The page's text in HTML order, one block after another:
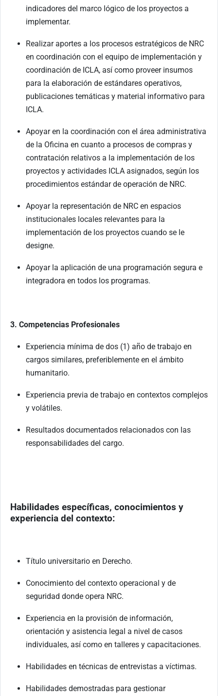
indicadores del marco lógico de los proyectos a
implementar.
Realizar aportes a los procesos estratégicos de NRC
en coordinación con el equipo de implementación y
coordinación de ICLA, así como proveer insumos
para la elaboración de estándares operativos,
publicaciones temáticas y material informativo para
ICLA.
Apoyar en la coordinación con el área administrativa
de la Oficina en cuanto a procesos de compras y
contratación relativos a la implementación de los
proyectos y actividades ICLA asignados, según los
procedimientos estándar de operación de NRC.
Apoyar la representación de NRC en espacios
institucionales locales relevantes para la
implementación de los proyectos cuando se le
designe.
Apoyar la aplicación de una programación segura e
integradora en todos los programas.
3. Competencias Profesionales
Experiencia mínima de dos (1) año de trabajo en
cargos similares, preferiblemente en el ámbito
humanitario.
Experiencia previa de trabajo en contextos complejos
y volátiles.
Resultados documentados relacionados con las
responsabilidades del cargo.
Habilidades específicas, conocimientos y
experiencia del contexto:
Título universitario en Derecho.
Conocimiento del contexto operacional y de
seguridad donde opera NRC.
Experiencia en la provisión de información,
orientación y asistencia legal a nivel de casos
individuales, así como en talleres y capacitaciones.
Habilidades en técnicas de entrevistas a víctimas.
Habilidades demostradas para gestionar